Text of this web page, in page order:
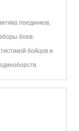
поединков,
боев.
бойцов и